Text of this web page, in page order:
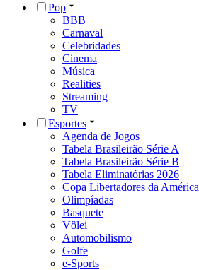
Pop
BBB
Carnaval
Celebridades
Cinema
Música
Realities
Streaming
TV
Esportes
Agenda de Jogos
Tabela Brasileirão Série A
Tabela Brasileirão Série B
Tabela Eliminatórias 2026
Copa Libertadores da América
Olimpíadas
Basquete
Vôlei
Automobilismo
Golfe
e-Sports